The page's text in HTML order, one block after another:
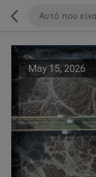
May 15, 2026